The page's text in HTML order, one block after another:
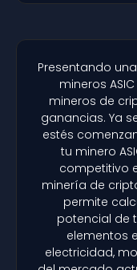
Presentando
mineros
mineros de
ganancias. Ya
estés
tu minero
competitivo
minería de
permite
potencial de
elementos
electricidad,